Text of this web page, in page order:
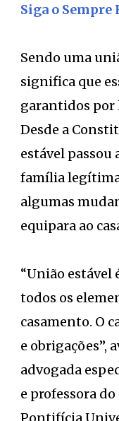
Siga o
Sendo uma
significa que
garantidos por
Desde a
estável passou
família legítima
algumas
equipara ao
“União
todos os
casamento. O
e obrigações”,
advogada
e professora
Pontifícia